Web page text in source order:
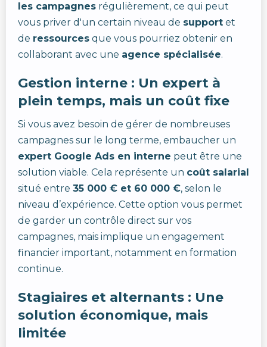
les campagnes régulièrement, ce qui peut
vous priver d'un certain niveau de support et
de ressources que vous pourriez obtenir en
collaborant avec une agence spécialisée.
Gestion interne : Un expert à
plein temps, mais un coût fixe
Si vous avez besoin de gérer de nombreuses
campagnes sur le long terme, embaucher un
expert Google Ads en interne peut être une
solution viable. Cela représente un coût salarial
situé entre 35 000 € et 60 000 €, selon le
niveau d’expérience. Cette option vous permet
de garder un contrôle direct sur vos
campagnes, mais implique un engagement
financier important, notamment en formation
continue.
Stagiaires et alternants : Une
solution économique, mais
limitée